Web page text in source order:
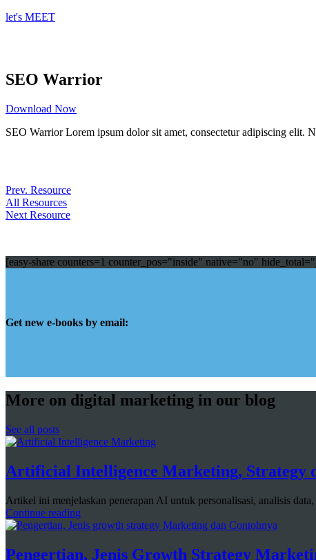
let's MEET
SEO Warrior
Download Now
SEO Warrior Lorem ipsum dolor sit amet, consectetur adipiscing elit.
Prev. Resource
All Resources
Next Resource
[easy-share counters=1 counter_pos="inside" native="no"
Get new e-books by email:
More on digital marketing in our blog
See all posts
Artificial Intelligence Marketing, Strategy
Artikel ini menjelaskan penerapan AI untuk personalisasi, analisis
Continue reading
Pengertian, Jenis Growth Strategy